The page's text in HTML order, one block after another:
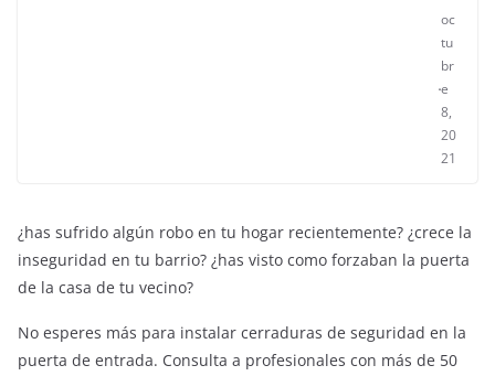
oc
tu
br
e
8,
20
21
¿has sufrido algún robo en tu hogar recientemente? ¿crece la
inseguridad en tu barrio? ¿has visto como forzaban la puerta
de la casa de tu vecino?
No esperes más para instalar cerraduras de seguridad en la
puerta de entrada. Consulta a profesionales con más de 50